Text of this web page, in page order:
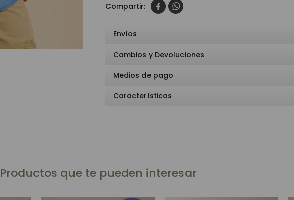
 
Envíos
Cambios y Devoluciones
Medios de pago
Características
Productos que te pueden interesar